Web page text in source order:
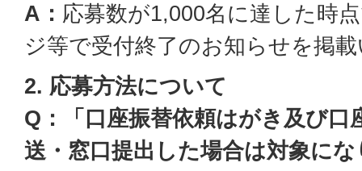
A： 応募数が1,000名に達した時
ジ等で受付終了のお知らせを掲
2. 応募方法について
Q：「口座振替依頼はがき及び口
送・窓口提出した場合は対象に